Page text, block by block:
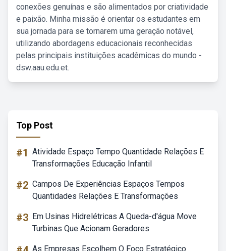
conexões genuínas e são alimentados por criatividade
e paixão. Minha missão é orientar os estudantes em
sua jornada para se tornarem uma geração notável,
utilizando abordagens educacionais reconhecidas
pelas principais instituições acadêmicas do mundo -
dsw.aau.edu.et.
Top Post
#1 Atividade Espaço Tempo Quantidade Relações E
Transformações Educação Infantil
#2 Campos De Experiências Espaços Tempos
Quantidades Relações E Transformações
#3 Em Usinas Hidrelétricas A Queda-d'água Move
Turbinas Que Acionam Geradores
As Empresas Escolhem O Foco Estratégico